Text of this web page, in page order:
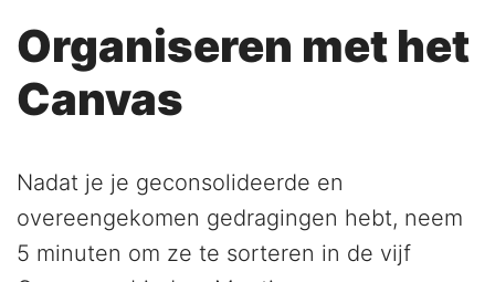
Organiseren met het
Canvas
Nadat je je geconsolideerde en
overeengekomen gedragingen hebt, neem
5 minuten om ze te sorteren in de vijf